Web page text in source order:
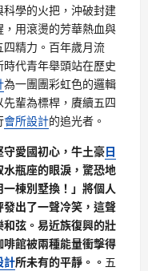
學的火把，沖破封建
用滾燙的芳華熱血與
精力。百年歲月流
代青年舉頭站在歷史
為一團團彩虹色的邏輯
輩為標桿，賡續五四
會所設計的追光者。
守愛國初心，牛土豪日
瓶座的眼淚，驚恐地
棟別墅換！」將個人
出了一聲冷笑，這聲
弦。易近族復興的壯
館被兩種能量衝擊得
計所未有的平靜。。 五